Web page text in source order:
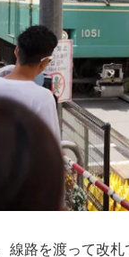
線路を渡って改